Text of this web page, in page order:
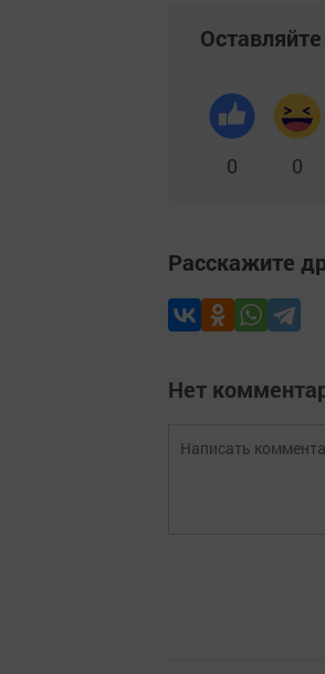
0 0
Расскажите
Нет